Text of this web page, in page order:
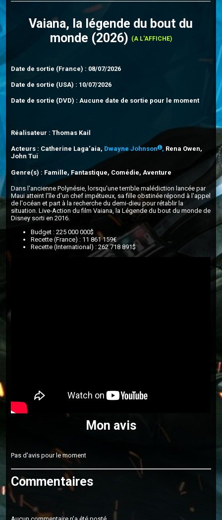
Vaiana, la légende du bout du
monde (2026) (A L'AFFICHE)
Date de sortie (France) : 08/07/2026
Date de sortie (USA) : 10/07/2026
Date de sortie (DVD) : Aucune date de sortie pour le moment
Réalisateur : Thomas Kail
Acteurs : Catherine Laga‘aia, Dwayne Johnson , Rena Owen,
John Tui
Genre(s) : Famille, Fantastique, Comédie, Aventure
Dans l'ancienne Polynésie, lorsqu'une terrible malédiction lancée par
Maui atteint l'île d'un chef impétueux, sa fille obstinée répond à l'appel
de l'océan et part à la recherche du demi-dieu pour rétablir la
situation. Live-Action du film Vaiana, la Légende du bout du monde de
Disney sorti en 2016.
Budget : 225 000 000$
Recette (France) : 11 861 159€
Recette (International) : 262 718 891$
Mon avis
Pas d'avis pour le moment
Commentaires